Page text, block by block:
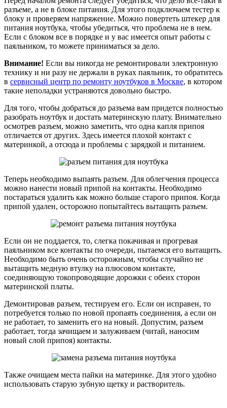
разъеме, а не в блоке питания. Для этого подключаем тестер к
блоку и проверяем напряжение. Можно повертеть штекер для
питания ноутбука, чтобы убедиться, что проблема не в нем.
Если с блоком все в порядке и у вас имеется опыт работы с
паяльником, то можете приниматься за дело.
Внимание! Если вы никогда не ремонтировали электронную
технику и ни разу не держали в руках паяльник, то обратитесь
в сервисный центр по ремонту ноутбуков в Москве, в котором
такие неполадки устраняются довольно быстро.
Для того, чтобы добраться до разъема вам придется полностью
разобрать ноутбук и достать материнскую плату. Внимательно
осмотрев разъем, можно заметить, что одна капля припоя
отличается от других. Здесь имеется плохой контакт с
материнкой, а отсюда и проблемы с зарядкой и питанием.
Теперь необходимо выпаять разъем. Для облегчения процесса
можно нанести новый припой на контакты. Необходимо
постараться удалить как можно больше старого припоя. Когда
припой удален, осторожно попытайтесь вытащить разъем.
Если он не поддается, то, слегка покачивая и прогревая
паяльником все контакты по очереди, пытаемся его вытащить.
Необходимо быть очень осторожным, чтобы случайно не
вытащить медную втулку на плюсовом контакте,
соединяющую токопроводящие дорожки с обеих сторон
материнской платы.
Демонтировав разъем, тестируем его. Если он исправен, то
потребуется только по новой пропаять соединения, а если он
не работает, то заменить его на новый. Допустим, разъем
работает, тогда зачищаем и залуживаем (читай, наносим
новый слой припоя) контакты.
Также очищаем места пайки на материнке. Для этого удобно
использовать старую зубную щетку и растворитель.